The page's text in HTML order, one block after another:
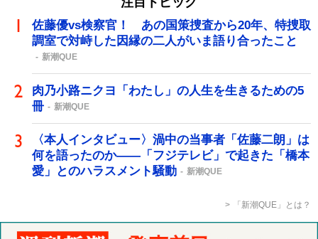
佐藤優vs検察官！ あの国策捜査から20年、特捜取
調室で対峙した因縁の二人がいま語り合ったこと
新潮QUE
肉乃小路ニクヨ「わたし」の人生を生きるための5
冊
新潮QUE
〈本人インタビュー〉渦中の当事者「佐藤二朗」は
何を語ったのか――「フジテレビ」で起きた「橋本
愛」とのハラスメント騒動
新潮QUE
「新潮QUE」とは？